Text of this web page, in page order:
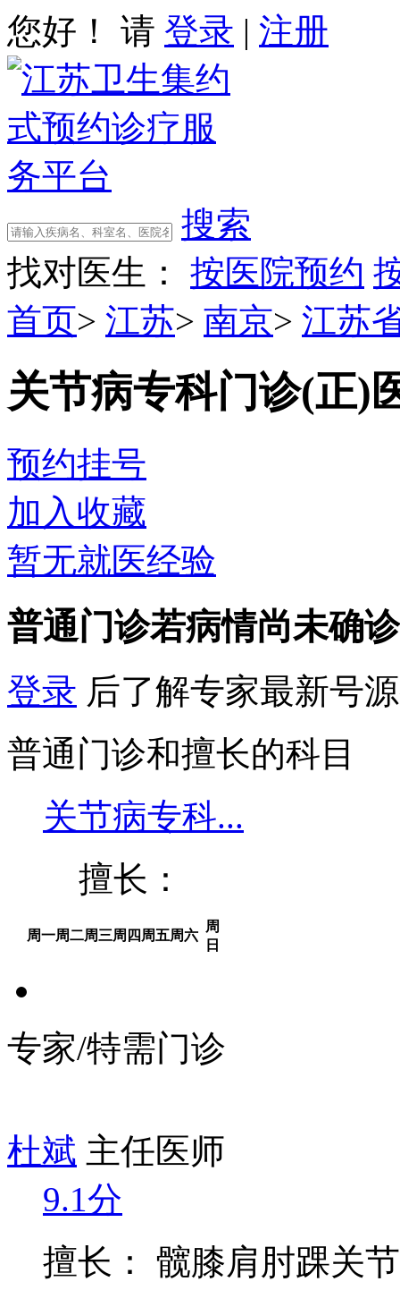
您好！ 请 登录 | 注册
搜索
找对医生：
按医院预约
首页> 江苏> 南京> 江苏
关节病专科门诊(正)
预约挂号
加入收藏
暂无就医经验
普通门诊若病情尚未确
登录 后了解专家最新号
普通门诊和擅长的科目
关节病专科...
擅长：
周一周二周三周四 周五周六
周
日
专家/特需门诊
杜斌 主任医师
9.1分
擅长： 髋膝肩肘踝关